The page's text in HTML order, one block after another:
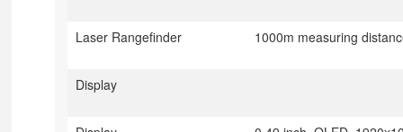
Laser Rangefinder 1000m measuring
Display